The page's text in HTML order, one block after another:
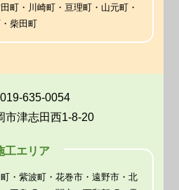
町・川崎町・亘理町・山元町・
柴田町
635-0054
市津志田西1-8-20
工エリア
・紫波町・花巻市・遠野市・北